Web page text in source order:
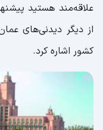
علاقه‌مند هستید
از دیگر دیدنی‌های
کشور اشاره کرد.